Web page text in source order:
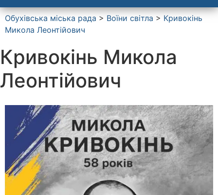
Обухівська міська рада > Воїни світла > Кривокінь
Микола Леонтійович
Кривокінь Микола
Леонтійович